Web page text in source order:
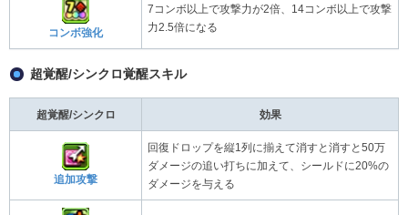
コンボ強化
7コンボ以上で攻撃力が2倍、14コンボ以上で攻撃
力2.5倍になる
超覚醒/シンクロ覚醒スキル
超覚醒/シンクロ 効果
追加攻撃
回復ドロップを縦1列に揃えて消すと消すと50万
ダメージの追い打ちに加えて、シールドに20%の
ダメージを与える